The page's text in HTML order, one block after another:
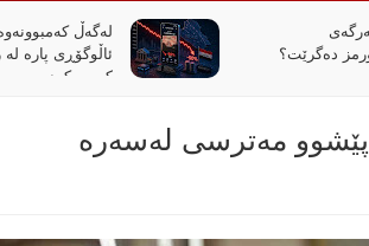
عێراق،
ئاڵوگۆڕی پارە لە رێگەی مۆبایلەوە 50٪
«پیانۆ» و
خوێندنەوەیەکی
مەترسی لەسەرە